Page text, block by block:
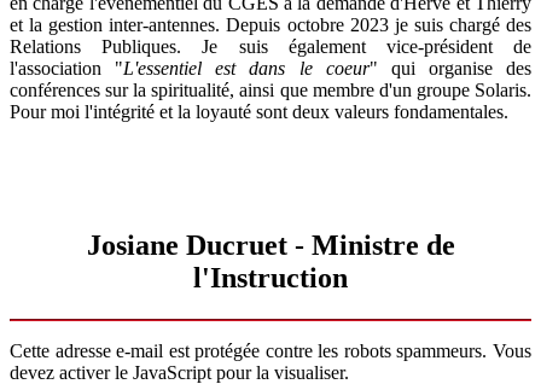
et la gestion inter-antennes. Depuis octobre 2023 je suis chargé des
Relations Publiques. Je suis également vice-président de
l'association "L'essentiel est dans le coeur" qui organise des
conférences sur la spiritualité, ainsi que membre d'un groupe Solaris.
Pour moi l'intégrité et la loyauté sont deux valeurs fondamentales.
Josiane Ducruet - Ministre de
l'Instruction
Cette adresse e-mail est protégée contre les robots spammeurs. Vous
devez activer le JavaScript pour la visualiser.